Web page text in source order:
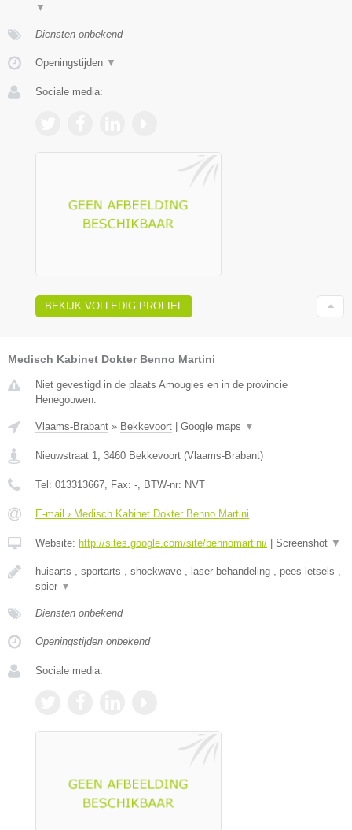
▼
Diensten onbekend
Openingstijden ▼
Sociale media:
BEKIJK VOLLEDIG PROFIEL
Medisch Kabinet Dokter Benno Martini
Niet gevestigd in de plaats Amougies en in de provincie
Henegouwen.
Vlaams-Brabant » Bekkevoort Google maps ▼
Nieuwstraat 1, 3460 Bekkevoort (Vlaams-Brabant)
Tel: 013313667, Fax: -, BTW-nr: NVT
E-mail › Medisch Kabinet Dokter Benno Martini
Website: http://sites.google.com/site/bennomartini/ Screenshot ▼
huisarts , sportarts , shockwave , laser behandeling , pees letsels ,
spier ▼
Diensten onbekend
Openingstijden onbekend
Sociale media: